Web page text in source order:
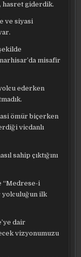
hasret giderdik.
ve siyasi
misafir
ederken
ömür biçerken
vicdanlı
sahip çıktığını
“Medrese-i
yolculuğun ilk
dair
vizyonumuzu